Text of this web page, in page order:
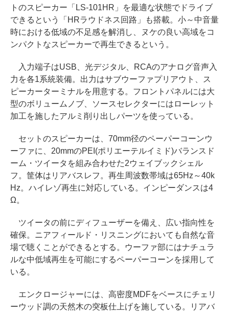
トのスピーカー「LS-101HR」を最適な状態でドライブ
できるという「HRラウドネス回路」も搭載。小～中音量
時における低域の不足感を解消し、ヌケの良い高域をコ
ンパクトなスピーカーで再生できるという。
入力端子はUSB、光デジタル、RCAのアナログ音声入
力を各1系統装備。出力はサブウーファプリアウト、ス
ピーカーターミナルを用意する。フロントパネルには大
型のボリュームノブ、ソースセレクターにはローレット
加工を施したアルミ削り出しパーツを使っている。
セットのスピーカーは、70mm径のペーパーコーンウ
ーファに、20mmのPEI(ポリエーテルイミド)バランスド
ーム・ツイータを組み合わせた2ウェイブックシェル
フ。筐体はリアバスレフ。再生周波数帯域は65Hz～40k
Hz。ハイレゾ再生に対応している。インピーダンスは4
Ω。
ツイータの前にディフューザーを備え、広い指向性を
確保。ニアフィールド・リスニングにおいても自然な音
場で聴くことができるとする。ウーファ部にはナチュラ
ルな中低域再生を可能にするペーパーコーンを採用して
いる。
エンクロージャーには、高密度MDFをベースにチェリ
ーウッド調の天然木の突板仕上げを施している。リアバ